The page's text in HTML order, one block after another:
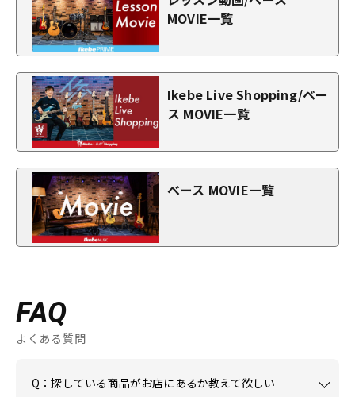
MOVIE一覧
Ikebe Live Shopping/ベー
ス MOVIE一覧
ベース MOVIE一覧
FAQ
よくある質問
Q：探している商品がお店にあるか教えて欲しい